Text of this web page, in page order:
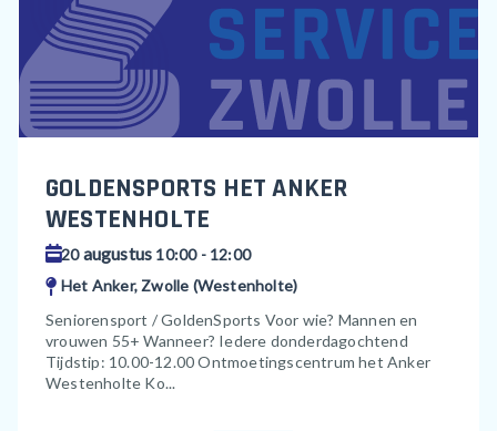
GOLDENSPORTS HET ANKER
WESTENHOLTE
20augustus 10:00 - 12:00
Het Anker, Zwolle (Westenholte)
Seniorensport / GoldenSports Voor wie? Mannen en
vrouwen 55+ Wanneer? Iedere donderdagochtend
Tijdstip: 10.00-12.00 Ontmoetingscentrum het Anker
Westenholte Ko...